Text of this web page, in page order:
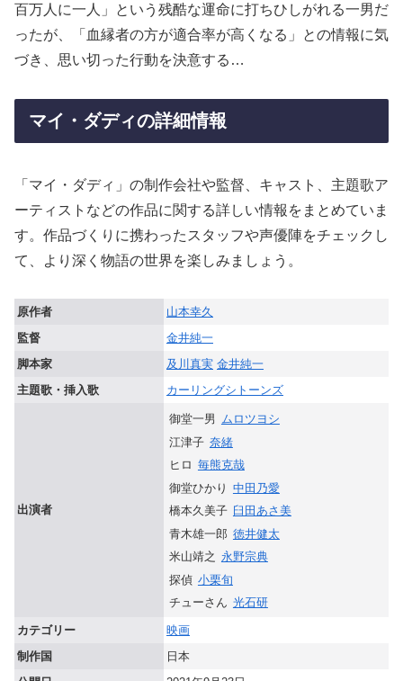
百万人に一人」という残酷な運命に打ちひしがれる一男だ
ったが、「血縁者の方が適合率が高くなる」との情報に気
づき、思い切った行動を決意する…
マイ・ダディの詳細情報
「マイ・ダディ」の制作会社や監督、キャスト、主題歌ア
ーティストなどの作品に関する詳しい情報をまとめていま
す。作品づくりに携わったスタッフや声優陣をチェックし
て、より深く物語の世界を楽しみましょう。
原作者
山本幸久
監督
金井純一
脚本家
及川真実 金井純一
主題歌・挿入歌
カーリングシトーンズ
出演者
御堂一男
ムロツヨシ
江津子 奈緒
ヒロ 毎熊克哉
御堂ひかり 中田乃愛
橋本久美子 臼田あさ美
青木雄一郎 徳井健太
米山靖之 永野宗典
探偵 小栗旬
チューさん 光石研
カテゴリー
映画
制作国
日本